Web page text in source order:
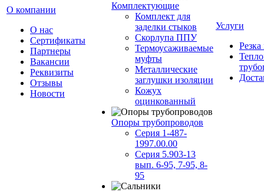
О компании
О нас
Сертификаты
Партнеры
Вакансии
Реквизиты
Отзывы
Новости
Комплектующие
Комплект для
заделки стыков
Скорлупа ППУ
Термоусаживаемые
муфты
Металлические
заглушки изоляции
Кожух
оцинкованный
Опоры трубопроводов
Серия 1-487-
1997.00.00
Серия 5.903-13
вып. 6-95, 7-95, 8-
95
Услуги
Резка